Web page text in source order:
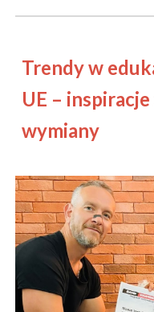
Trendy w
UE –
wymiany